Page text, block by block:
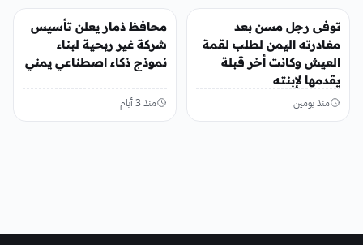
منوعات
توفى رجل مسن بعد
مغادرته اليمن لطلب لقمة
العيش وكانت أخر قبلة
يقدمها لإبنته
منذ يومين
منوعات
محافظ ذمار يعلن تأسيس
شركة غير ربحية لبناء
نموذج ذكاء اصطناعي يمني
منذ 3 أيام